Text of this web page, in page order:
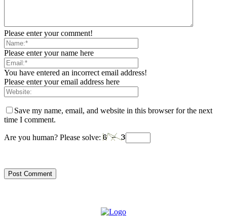
Please enter your comment!
Please enter your name here
You have entered an incorrect email address!
Please enter your email address here
Save my name, email, and website in this browser for the next
time I comment.
Are you human? Please solve: